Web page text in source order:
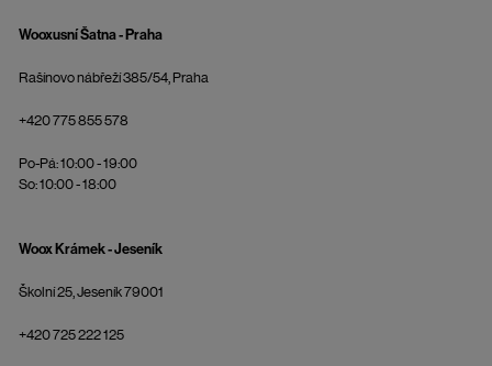
Wooxusní Šatna - Praha
Rašínovo nábřeží 385/54, Praha
+420 775 855 578
Po-Pá: 10:00 - 19:00
So: 10:00 - 18:00
Woox Krámek - Jeseník
Školní 25, Jeseník 79001
+420 725 222 125